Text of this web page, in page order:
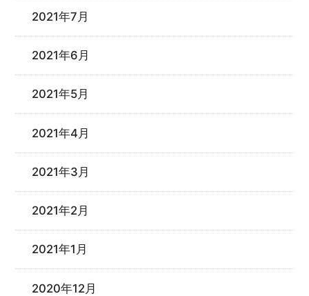
2021年7月
2021年6月
2021年5月
2021年4月
2021年3月
2021年2月
2021年1月
2020年12月